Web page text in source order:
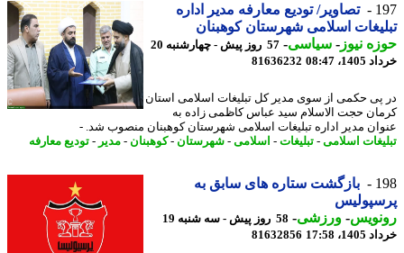
تصاویر/ تودیع معارفه مدیر اداره
اسلامی شهرستان کوهبنان
نیوز-سیاسی-
57 روز پیش - چهارشنبه 20
08:47
81636232
حکمی از سوی مدیر کل تبلیغات اسلامی استان
حجت الاسلام سید عباس کاظمی زاده به
مدیر اداره تبلیغات اسلامی شهرستان کوهبنان منصوب شد. -
اسلامی-تبلیغات-اسلامی-شهرستان-کوهبنان-مدیر-تودیع معارفه
بازگشت ستاره های سابق به
-ورزشی-
58 روز پیش - سه شنبه 19
17:58
81632856